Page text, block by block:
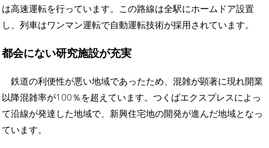
は高速運転を行っています。この路線は全駅にホームドア設置
し、列車はワンマン運転で自動運転技術が採用されています。
都会にない研究施設が充実
鉄道の利便性が悪い地域であったため、混雑が顕著に現れ開業
以降混雑率が100％を超えています。つくばエクスプレスによっ
て沿線が発達した地域で、新興住宅地の開発が進んだ地域となっ
ています。